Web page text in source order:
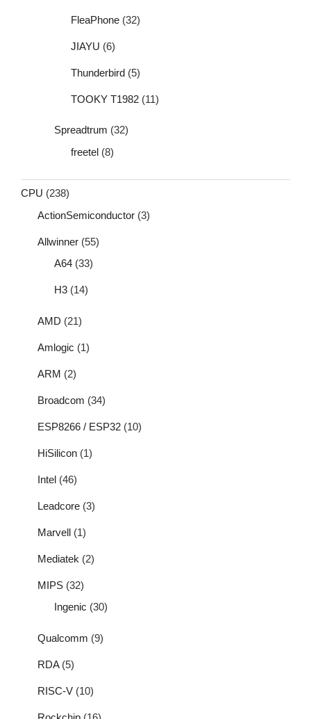
FleaPhone (32)
JIAYU (6)
Thunderbird (5)
TOOKY T1982 (11)
Spreadtrum (32)
freetel (8)
CPU (238)
ActionSemiconductor (3)
Allwinner (55)
A64 (33)
H3 (14)
AMD (21)
Amlogic (1)
ARM (2)
Broadcom (34)
ESP8266 / ESP32 (10)
HiSilicon (1)
Intel (46)
Leadcore (3)
Marvell (1)
Mediatek (2)
MIPS (32)
Ingenic (30)
Qualcomm (9)
RDA(5)
RISC-V (10)